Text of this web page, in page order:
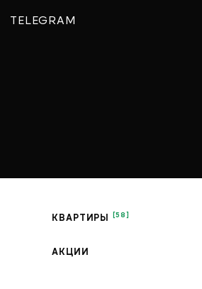
КВАРТИРЫ
АКЦИИ
TELEGRAM